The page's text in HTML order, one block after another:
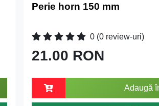
Perie horn 150 mm
0 (0 review-uri)
21.00 RON
Adaugă